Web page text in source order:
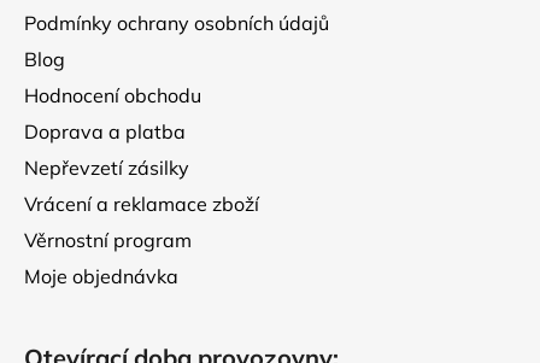
i
Podmínky ochrany osobních údajů
Blog
Hodnocení obchodu
Doprava a platba
Nepřevzetí zásilky
Vrácení a reklamace zboží
Věrnostní program
Moje objednávka